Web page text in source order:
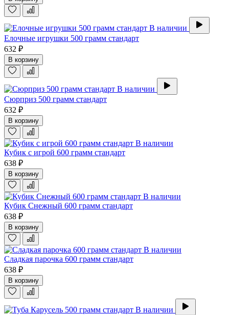
В наличии
Елочные игрушки 500 грамм стандарт
632 ₽
В корзину
В наличии
Сюрприз 500 грамм стандарт
632 ₽
В корзину
В наличии
Кубик с игрой 600 грамм стандарт
638 ₽
В корзину
В наличии
Кубик Снежный 600 грамм стандарт
638 ₽
В корзину
В наличии
Сладкая парочка 600 грамм стандарт
638 ₽
В корзину
В наличии